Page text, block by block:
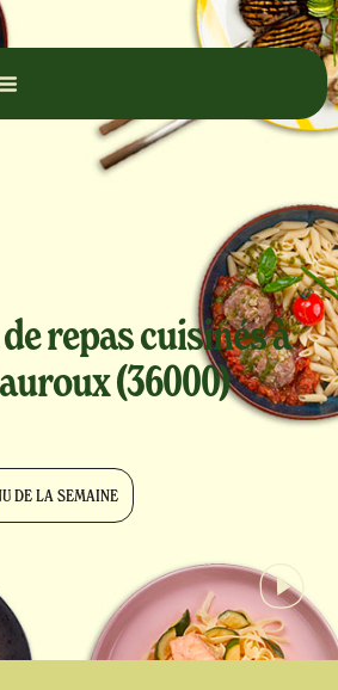
repas cuisinés à
(36000)
DE LA SEMAINE